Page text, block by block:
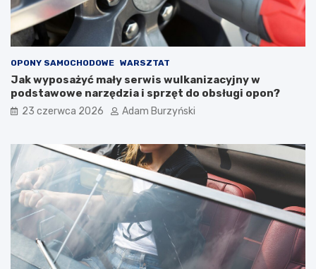
r
a
k
c
i
e
a
z
y
–
j
a
k
i
ę
l
e
ż
y
p
a
i
ę
a
ć
w
y
b
e
r
OPONY SAMOCHODOWE WARSZTAT
Jak wyposażyć mały serwis wulkanizacyjny w
podstawowe narzędzia i sprzęt do obsługi opon?
23 czerwca 2026 Adam Burzyński